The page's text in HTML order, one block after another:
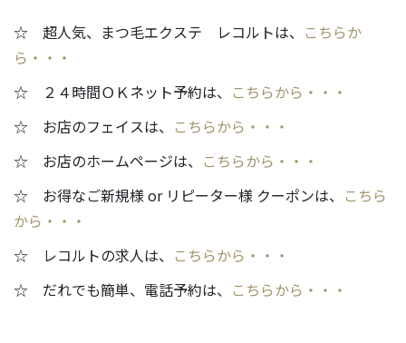
☆ 超人気、まつ毛エクステ レコルトは、 こちらか
ら・・・
☆ ２４時間ＯＫネット予約は、 こちらから・・・
☆ お店のフェイスは、 こちらから・・・
☆ お店のホームページは、 こちらから・・・
☆ お得なご新規様 or リピーター様 クーポンは、 こちら
から・・・
☆ レコルトの求人は、 こちらから・・・
☆ だれでも簡単、電話予約は、 こちらから・・・